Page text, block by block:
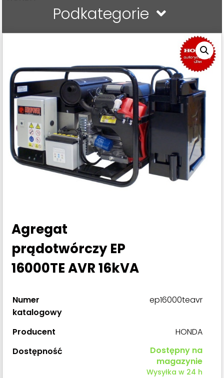
Podkategorie
Agregat
prądotwórczy EP
16000TE AVR 16kVA
Numer
katalogowy
ep16000teavr
Producent
HONDA
Dostępność
Dostępny na
magazynie
Wysyłka w 24 h